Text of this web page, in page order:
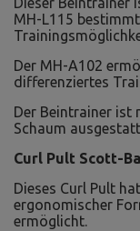
MH-L115
Der MH-A102
differenziertes
Der Beintrainer ist
Schaum
Curl Pult Scott-
Dieses Curl Pult
ergonomischer
ermöglicht.